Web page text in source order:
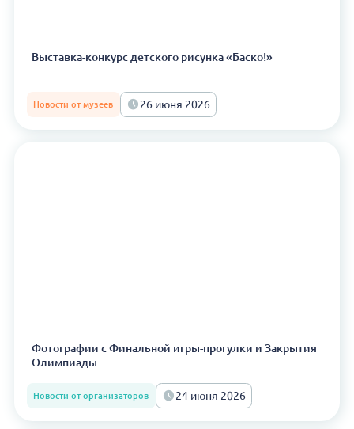
Выставка-конкурс детского рисунка «Баско!»
Новости от музеев 26 июня 2026
Фотографии с Финальной игры-прогулки и Закрытия
Олимпиады
Новости от организаторов 24 июня 2026